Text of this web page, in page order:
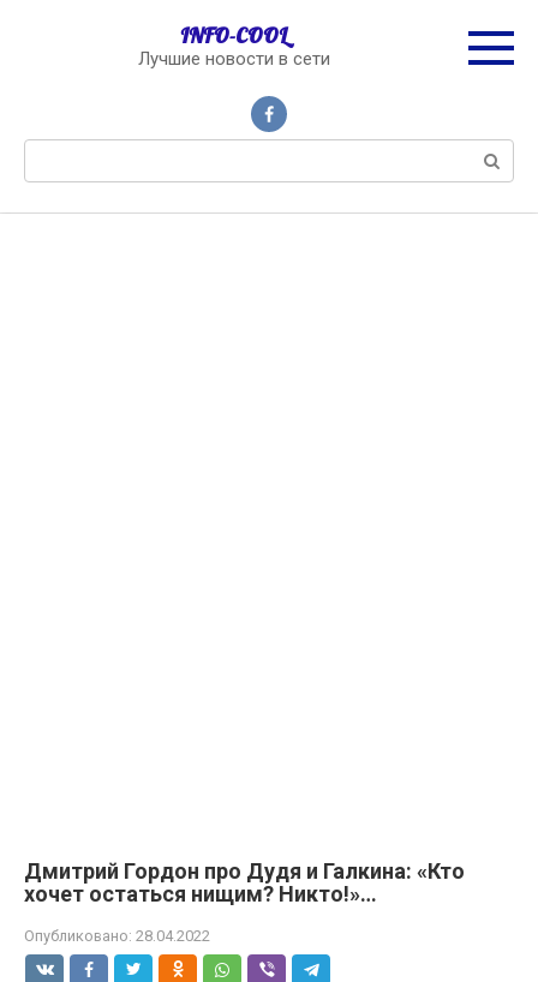
INFO-COOL
Лучшие новости в сети
Дмитрий Гордон про Дудя и Галкина: «Кто
хочет остаться нищим? Никто!»…
Опубликовано: 28.04.2022